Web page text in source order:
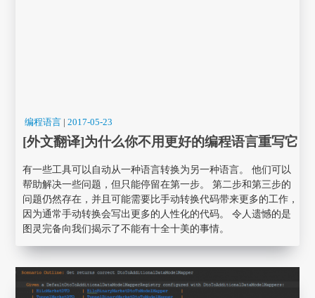
编程语言 |2017-05-23
[外文翻译]为什么你不用更好的编程语言重写它
有一些工具可以自动从一种语言转换为另一种语言。 他们可以
帮助解决一些问题，但只能停留在第一步。 第二步和第三步的
问题仍然存在，并且可能需要比手动转换代码带来更多的工作，
因为通常手动转换会写出更多的人性化的代码。 令人遗憾的是
图灵完备向我们揭示了不能有十全十美的事情。